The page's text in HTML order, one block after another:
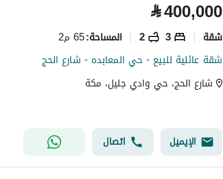
⃁400,000
شقة 3
2 المساحة:65 م2
شقة عائلية للبيع - حي المعابده - شارع الحج
شارع الحج، حي وادي جليل، مكة
الإيميل اتصال